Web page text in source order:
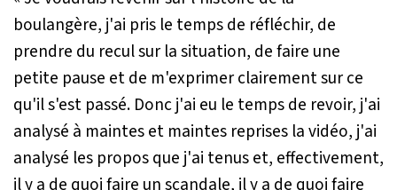
boulangère, j'ai pris le temps de réfléchir, de
prendre du recul sur la situation, de faire une
petite pause et de m'exprimer clairement sur ce
qu'il s'est passé. Donc j'ai eu le temps de revoir, j'ai
analysé à maintes et maintes reprises la vidéo, j'ai
analysé les propos que j'ai tenus et, effectivement,
il y a de quoi faire un scandale, il y a de quoi faire